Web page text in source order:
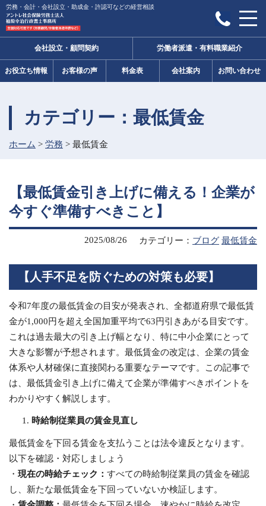
労務・会計・会社設立・助成金・許認可などの経営相談
会社設立・顧問契約 労働者派遣・有料職業紹介
お役立ち情報 お客様の声 料金表 会社案内 お問い合わせ
カテゴリー：最低賃金
ホーム > 労務 > 最低賃金
【最低賃金引き上げに備える！企業が
今すぐ準備すべきこと】
カテゴリー： ブログ 最低賃金
2025/08/26
【人手不足を防ぐための対策も必要】
令和7年度の最低賃金の目安が発表され、全都道府県で最低賃
金が1,000円を超え全国加重平均で63円引きあがる目安です。
これは過去最大の引き上げ幅となり、特に中小企業にとって
大きな影響が予想されます。最低賃金の改定は、企業の賃金
体系や人材確保に直接関わる重要なテーマです。この記事で
は、最低賃金引き上げに備えて企業が準備すべきポイントを
わかりやすく解説します。
時給制従業員の賃金見直し
最低賃金を下回る賃金を支払うことは法令違反となります。
以下を確認・対応しましょう
・ 現在の時給チェック： すべての時給制従業員の賃金を確認
し、新たな最低賃金を下回っていないか検証します。